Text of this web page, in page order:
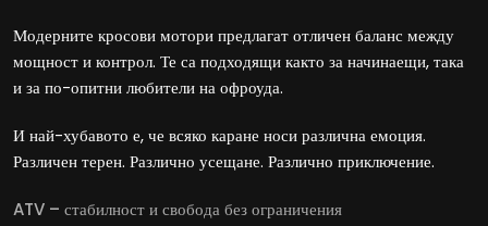
Модерните кросови мотори предлагат отличен баланс между
мощност и контрол. Те са подходящи както за начинаещи, така
и за по-опитни любители на офроуда.
И най-хубавото е, че всяко каране носи различна емоция.
Различен терен. Различно усещане. Различно приключение.
ATV – стабилност и свобода без ограничения